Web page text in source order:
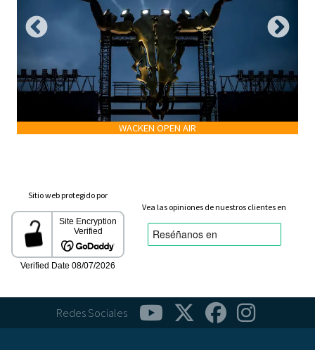
WACKEN OPEN AIR
Sitio web protegido por
Vea las opiniones de nuestros clientes en
Redes Sociales